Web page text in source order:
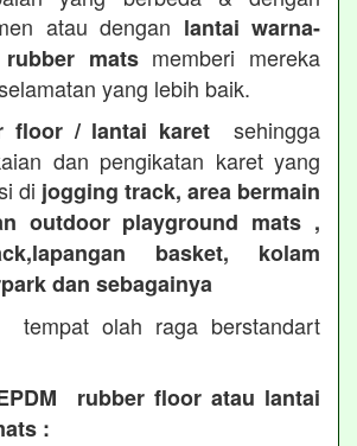
atau dengan lantai warna-
matsmemberi mereka
yang lebih baik.
floor / lantai karet sehingga
dan pengikatan karet yang
di jogging track, area bermain
outdoor playground mats ,
basket, kolam
dan sebagainya
tempat olah raga berstandart
rubber floor atau lantai
: